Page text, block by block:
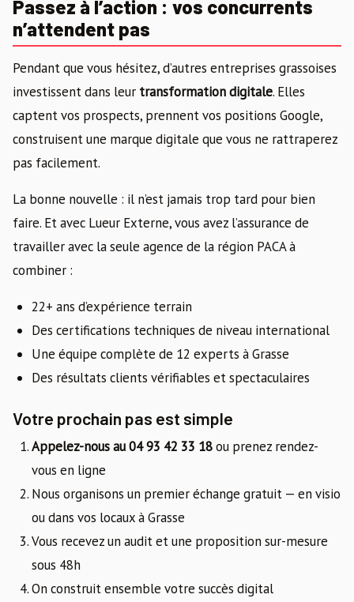
Passez à l’action : vos concurrents
n’attendent pas
Pendant que vous hésitez, d’autres entreprises grassoises
investissent dans leur transformation digitale. Elles
captent vos prospects, prennent vos positions Google,
construisent une marque digitale que vous ne rattraperez
pas facilement.
La bonne nouvelle : il n’est jamais trop tard pour bien
faire. Et avec Lueur Externe, vous avez l’assurance de
travailler avec la seule agence de la région PACA à
combiner :
22+ ans d’expérience terrain
Des certifications techniques de niveau international
Une équipe complète de 12 experts à Grasse
Des résultats clients vérifiables et spectaculaires
Votre prochain pas est simple
Appelez-nous au 04 93 42 33 18ou prenez rendez-
vous en ligne
Nous organisons un premier échange gratuit — en visio
ou dans vos locaux à Grasse
Vous recevez un audit et une proposition sur-mesure
sous 48h
On construit ensemble votre succès digital